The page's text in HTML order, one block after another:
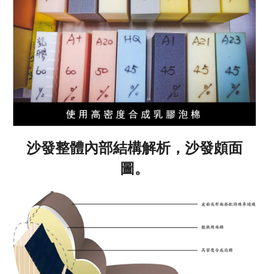
沙發整體內部結構解析，沙發頗面
圖。